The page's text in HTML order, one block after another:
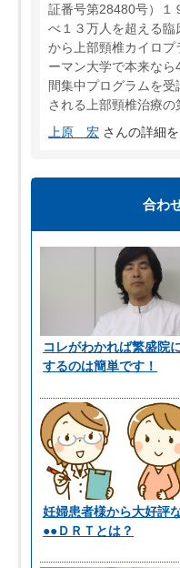
証番号第28480号）１
べ１３万人を超える臨
から上部頸椎カイロプ
ーマン大学で本来な
間集中プログラムを
される上部頸椎治療の
上原 宏 さんの詳細
合わ
コレがわかれば繁盛院
するのは簡単です！
妊婦患者様から大好評
●●ＤＲＴとは？